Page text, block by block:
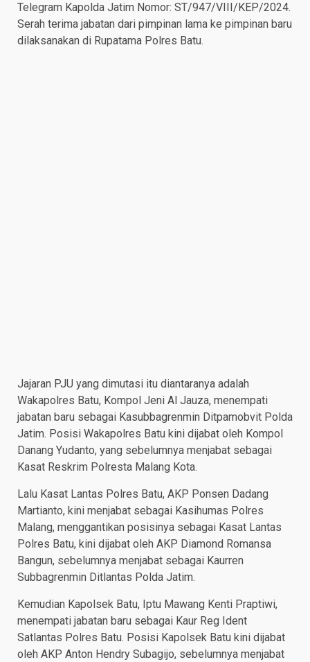
Telegram Kapolda Jatim Nomor: ST/947/VIII/KEP/2024.
Serah terima jabatan dari pimpinan lama ke pimpinan baru
dilaksanakan di Rupatama Polres Batu.
Jajaran PJU yang dimutasi itu diantaranya adalah
Wakapolres Batu, Kompol Jeni Al Jauza, menempati
jabatan baru sebagai Kasubbagrenmin Ditpamobvit Polda
Jatim. Posisi Wakapolres Batu kini dijabat oleh Kompol
Danang Yudanto, yang sebelumnya menjabat sebagai
Kasat Reskrim Polresta Malang Kota.
Lalu Kasat Lantas Polres Batu, AKP Ponsen Dadang
Martianto, kini menjabat sebagai Kasihumas Polres
Malang, menggantikan posisinya sebagai Kasat Lantas
Polres Batu, kini dijabat oleh AKP Diamond Romansa
Bangun, sebelumnya menjabat sebagai Kaurren
Subbagrenmin Ditlantas Polda Jatim.
Kemudian Kapolsek Batu, Iptu Mawang Kenti Praptiwi,
menempati jabatan baru sebagai Kaur Reg Ident
Satlantas Polres Batu. Posisi Kapolsek Batu kini dijabat
oleh AKP Anton Hendry Subagijo, sebelumnya menjabat